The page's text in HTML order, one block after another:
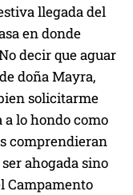
llegada del
en donde
decir que aguar
doña Mayra,
solicitarme
lo hondo como
comprendieran
ahogada sino
Campamento